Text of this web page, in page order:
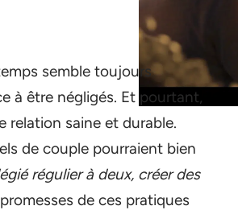
semble toujours
à être négligés. Et pourtant,
relation saine et durable.
de couple pourraient bien
régulier à deux, créer des
de ces pratiques